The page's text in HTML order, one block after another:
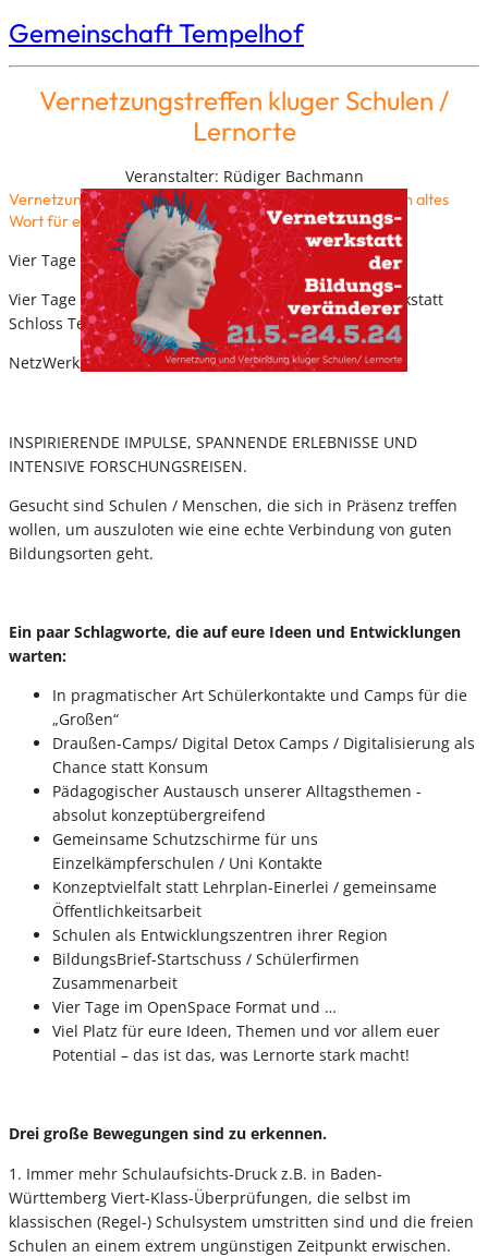
Gemeinschaft Tempelhof
Vernetzungstreffen kluger Schulen /
Lernorte
Veranstalter: Rüdiger Bachmann
Vernetzung und Verbindung kluger Schulen / Lernorte: Ein altes
Wort für eine höchst notwendige Haltung!?
Vier Tage FREIE BILDUNG zusammen gestalten.
Vier Tage im inspirierenden Rahmen der Zukunftswerkstatt
Schloss Tempelhof.
NetzWerkstatt für Bildungsveränderer
INSPIRIERENDE IMPULSE, SPANNENDE ERLEBNISSE UND
INTENSIVE FORSCHUNGSREISEN.
Gesucht sind Schulen / Menschen, die sich in Präsenz treffen
wollen, um auszuloten wie eine echte Verbindung von guten
Bildungsorten geht.
Ein paar Schlagworte, die auf eure Ideen und Entwicklungen
warten:
In pragmatischer Art Schülerkontakte und Camps für die
„Großen“
Draußen-Camps/ Digital Detox Camps / Digitalisierung als
Chance statt Konsum
Pädagogischer Austausch unserer Alltagsthemen -
absolut konzeptübergreifend
Gemeinsame Schutzschirme für uns
Einzelkämpferschulen / Uni Kontakte
Konzeptvielfalt statt Lehrplan-Einerlei / gemeinsame
Öffentlichkeitsarbeit
Schulen als Entwicklungszentren ihrer Region
BildungsBrief-Startschuss / Schülerfirmen
Zusammenarbeit
Vier Tage im OpenSpace Format und …
Viel Platz für eure Ideen, Themen und vor allem euer
Potential – das ist das, was Lernorte stark macht!
Drei große Bewegungen sind zu erkennen.
1. Immer mehr Schulaufsichts-Druck z.B. in Baden-
Württemberg Viert-Klass-Überprüfungen, die selbst im
klassischen (Regel-) Schulsystem umstritten sind und die freien
Schulen an einem extrem ungünstigen Zeitpunkt erwischen.